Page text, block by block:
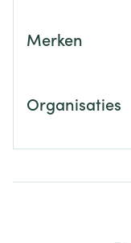
Merken
Organisaties